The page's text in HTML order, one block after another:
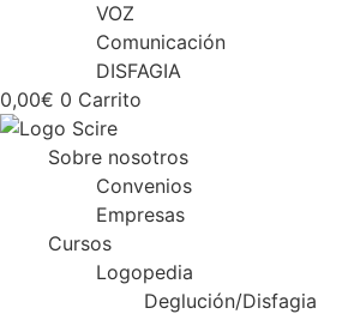
VOZ
Comunicación
DISFAGIA
0,00€ 0 Carrito
Sobre nosotros
Convenios
Empresas
Cursos
Logopedia
Deglución/Disfagia